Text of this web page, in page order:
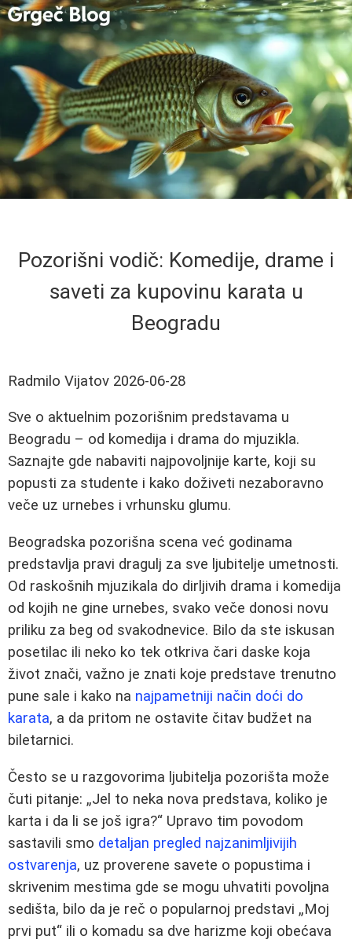
Pozorišni vodič: Komedije, drame i
saveti za kupovinu karata u
Beogradu
Radmilo Vijatov 2026-06-28
Sve o aktuelnim pozorišnim predstavama u
Beogradu – od komedija i drama do mjuzikla.
Saznajte gde nabaviti najpovoljnije karte, koji su
popusti za studente i kako doživeti nezaboravno
veče uz urnebes i vrhunsku glumu.
Beogradska pozorišna scena već godinama
predstavlja pravi dragulj za sve ljubitelje umetnosti.
Od raskošnih mjuzikala do dirljivih drama i komedija
od kojih ne gine urnebes, svako veče donosi novu
priliku za beg od svakodnevice. Bilo da ste iskusan
posetilac ili neko ko tek otkriva čari daske koja
život znači, važno je znati koje predstave trenutno
pune sale i kako na najpametniji način doći do
karata, a da pritom ne ostavite čitav budžet na
biletarnici.
Često se u razgovorima ljubitelja pozorišta može
čuti pitanje: „Jel to neka nova predstava, koliko je
karta i da li se još igra?“ Upravo tim povodom
sastavili smo detaljan pregled najzanimljivijih
ostvarenja, uz proverene savete o popustima i
skrivenim mestima gde se mogu uhvatiti povoljna
sedišta, bilo da je reč o popularnoj predstavi „Moj
prvi put“ ili o komadu sa dve harizme koji obećava